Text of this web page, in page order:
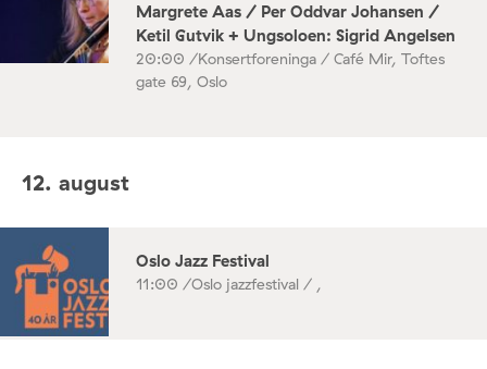
Margrete Aas / Per Oddvar Johansen /
Ketil Gutvik + Ungsoloen: Sigrid Angelsen
20:00 /Konsertforeninga / Café Mir, Toftes
gate 69, Oslo
12. august
Oslo Jazz Festival
11:00 /Oslo jazzfestival / ,